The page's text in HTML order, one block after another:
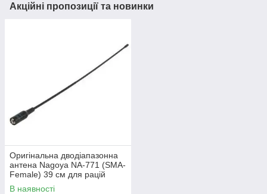
Акційні пропозиції та новинки
Оригінальна дводіапазонна
антена Nagoya NA-771 (SMA-
Female) 39 см для рацій
Baofeng, Quansheng та інших
В наявності